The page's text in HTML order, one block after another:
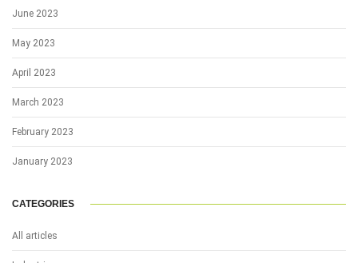
June 2023
May 2023
April 2023
March 2023
February 2023
January 2023
CATEGORIES
All articles